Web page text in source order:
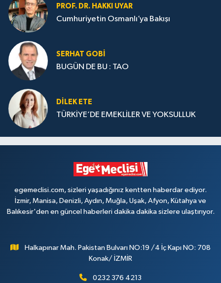
PROF. DR. HAKKI UYAR
Cumhuriyetin Osmanlı’ya Bakışı
SERHAT GOBİ
BUGÜN DE BU : TAO
DILEK ETE
TÜRKİYE’DE EMEKLİLER VE YOKSULLUK
egemeclisi.com, sizleri yaşadığınız kentten haberdar ediyor.
İzmir, Manisa, Denizli, Aydın, Muğla, Uşak, Afyon, Kütahya ve
Balıkesir'den en güncel haberleri dakika dakika sizlere ulaştırıyor.
Halkapınar Mah. Pakistan Bulvarı NO:19 /4 İç Kapı NO: 708
Konak/ İZMİR
0232 376 4213